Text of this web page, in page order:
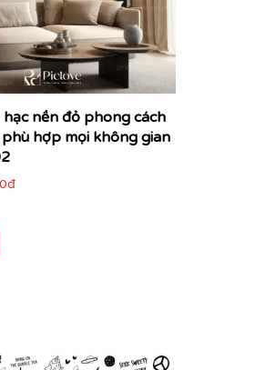
hạc nền đỏ phong cách
hợp mọi không gian